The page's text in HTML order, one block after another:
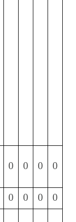
0 0 0 0
0 0 0
0